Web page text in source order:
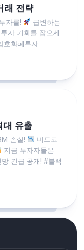
래 전략
자를!
급변하는
자 기회를 잡으세
호화폐투자
대 유출
손실!
비트코
지금 투자자들은
긴급 공개! #블랙